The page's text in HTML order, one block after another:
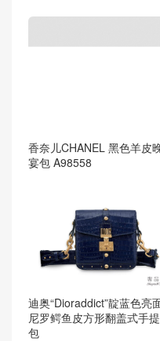
香奈儿CHANEL 黑色羊皮
宴包 A98558
迪奥“Dioraddict”靛蓝色亮
尼罗鳄鱼皮方形翻盖式手提
包